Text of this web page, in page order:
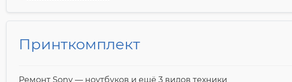
Принткомплект
Ремонт Sony — ноутбуков и ещё 3 видов техники